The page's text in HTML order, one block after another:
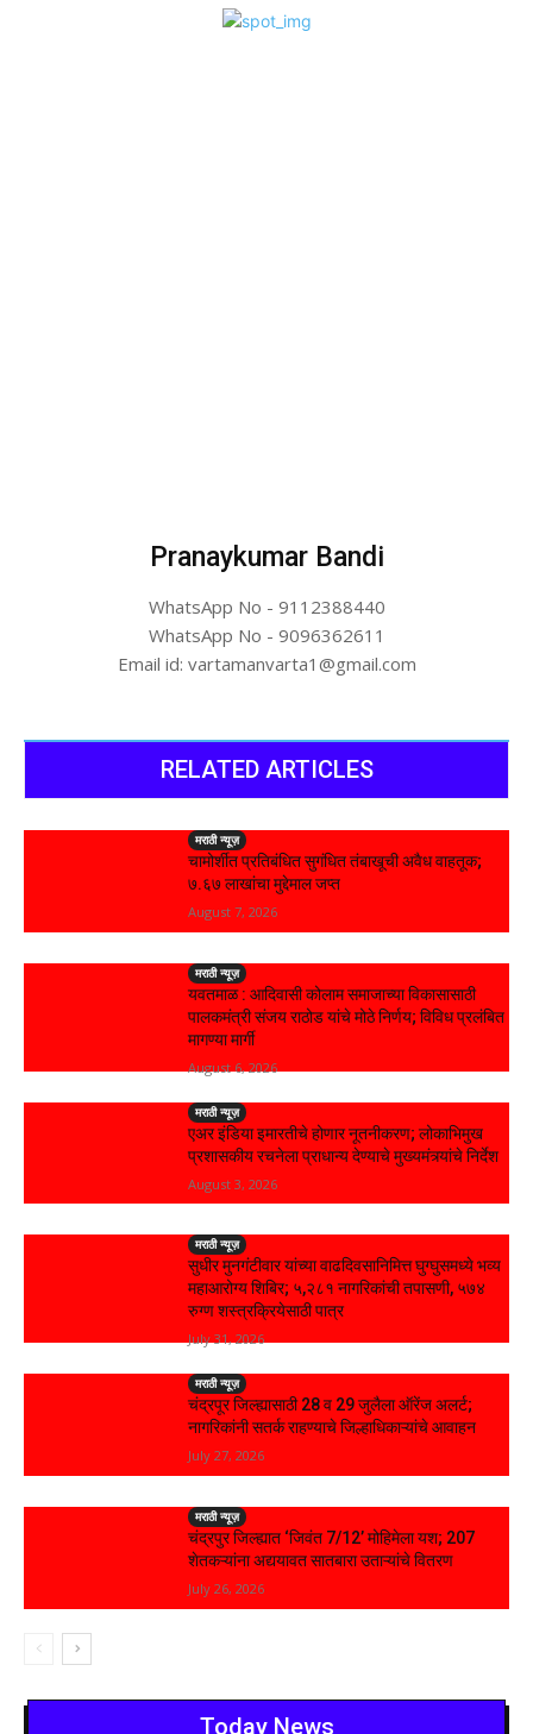
Pranaykumar Bandi
WhatsApp No - 9112388440
WhatsApp No - 9096362611
Email id: vartamanvarta1@gmail.com
RELATED ARTICLES
मराठी न्यूज़
चामोर्शीत प्रतिबंधित सुगंधित तंबाखूची अवैध वाहतूक;
₹७.६७ लाखांचा मुद्देमाल जप्त
August 7, 2026
मराठी न्यूज़
यवतमाळ : आदिवासी कोलाम समाजाच्या विकासासाठी
पालकमंत्री संजय राठोड यांचे मोठे निर्णय; विविध प्रलंबित
मागण्या मार्गी
August 6, 2026
मराठी न्यूज़
एअर इंडिया इमारतीचे होणार नूतनीकरण; लोकाभिमुख
प्रशासकीय रचनेला प्राधान्य देण्याचे मुख्यमंत्र्यांचे निर्देश
August 3, 2026
मराठी न्यूज़
सुधीर मुनगंटीवार यांच्या वाढदिवसानिमित्त घुग्घुसमध्ये भव्य
महाआरोग्य शिबिर; ५,२८१ नागरिकांची तपासणी, ५७४
रुग्ण शस्त्रक्रियेसाठी पात्र
July 31, 2026
मराठी न्यूज़
चंद्रपूर जिल्ह्यासाठी 28 व 29 जुलैला ऑरेंज अलर्ट;
नागरिकांनी सतर्क राहण्याचे जिल्हाधिकाऱ्यांचे आवाहन
July 27, 2026
मराठी न्यूज़
चंद्रपुर जिल्ह्यात ‘जिवंत 7/12’ मोहिमेला यश; 207
शेतकऱ्यांना अद्ययावत सातबारा उताऱ्यांचे वितरण
July 26, 2026
Today News